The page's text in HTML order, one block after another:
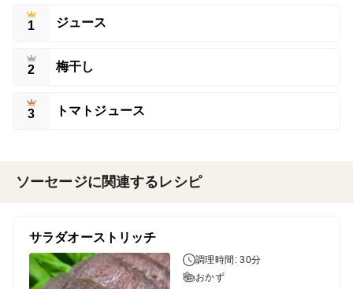
1 ジュース
2 梅干し
3 トマトジュース
ソーセージに関連するレシピ
サラダオーストリッチ
調理時間: 30分
おかず